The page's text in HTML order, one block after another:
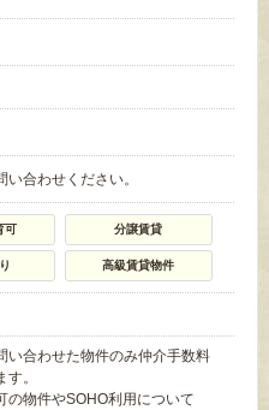
合わせください。
可 分譲賃貸
高級賃貸物件
い合わせた物件のみ仲介手数料
。
物件やSOHO利用について